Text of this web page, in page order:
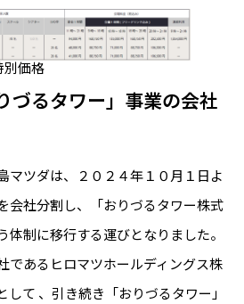
価格
づるタワー」事業の会社
マツダは、２０２４年１０月１日よ
会社分割し、「おりづるタワー株式
体制に移行する運びとなりました。
であるヒロマツホールディングス株
て 、引き続き「おりづるタワー」